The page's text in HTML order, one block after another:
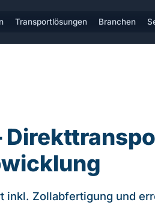
Transportlösungen Branchen
Zollabfertigung und